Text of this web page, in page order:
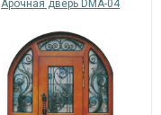
Арочная дверь DMA-04